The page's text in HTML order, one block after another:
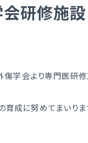
ほじょ犬
後発医薬
予防接種に
病理診断科
研修施設
学会より専門医研
成に努めてまいりま